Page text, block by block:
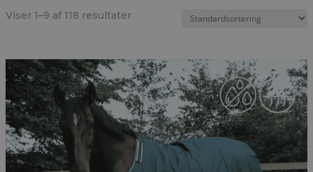
Viser 1–9 af 118 resultater